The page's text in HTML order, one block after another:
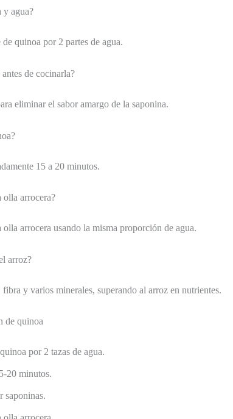
y agua?
quinoa por 2 partes de agua.
de cocinarla?
eliminar el sabor amargo de la saponina.
15 a 20 minutos.
olla arrocera?
arrocera usando la misma proporción de agua.
arroz?
y varios minerales, superando al arroz en nutrientes.
de quinoa
por 2 tazas de agua.
20 minutos.
saponinas.